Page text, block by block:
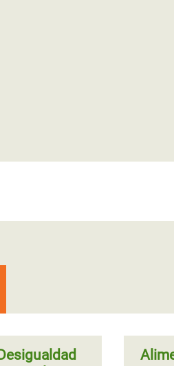
En
hambruna